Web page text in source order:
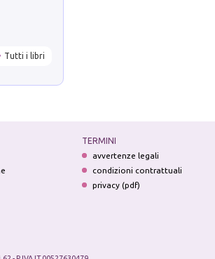
Tutti i libri
TERMINI
avvertenze legali
condizioni contrattuali
privacy (pdf)